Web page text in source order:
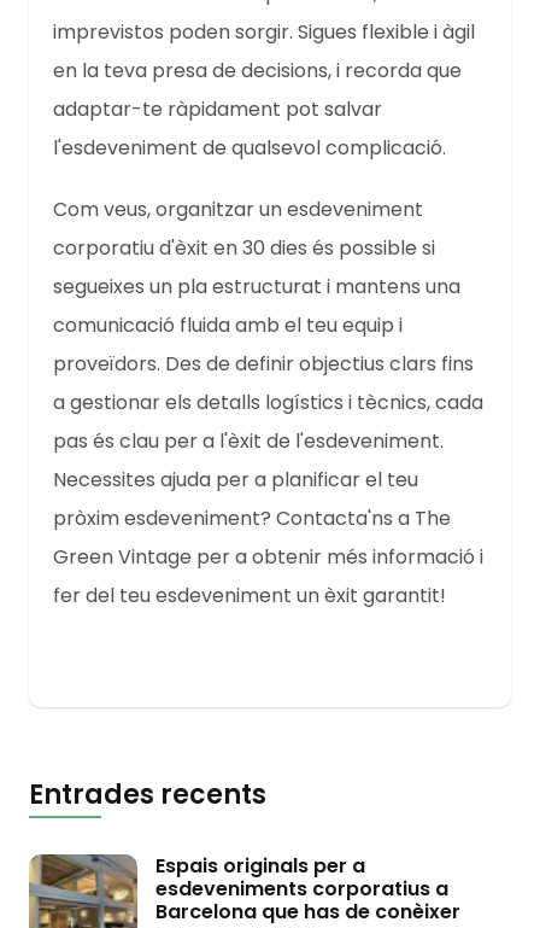
imprevistos poden sorgir. Sigues flexible i àgil
en la teva presa de decisions, i recorda que
adaptar-te ràpidament pot salvar
l'esdeveniment de qualsevol complicació.
Com veus, organitzar un esdeveniment
corporatiu d'èxit en 30 dies és possible si
segueixes un pla estructurat i mantens una
comunicació fluida amb el teu equip i
proveïdors. Des de definir objectius clars fins
a gestionar els detalls logístics i tècnics, cada
pas és clau per a l'èxit de l'esdeveniment.
Necessites ajuda per a planificar el teu
pròxim esdeveniment? Contacta'ns a The
Green Vintage per a obtenir més informació i
fer del teu esdeveniment un èxit garantit!
Entrades recents
Espais originals per a
esdeveniments corporatius a
Barcelona que has de conèixer